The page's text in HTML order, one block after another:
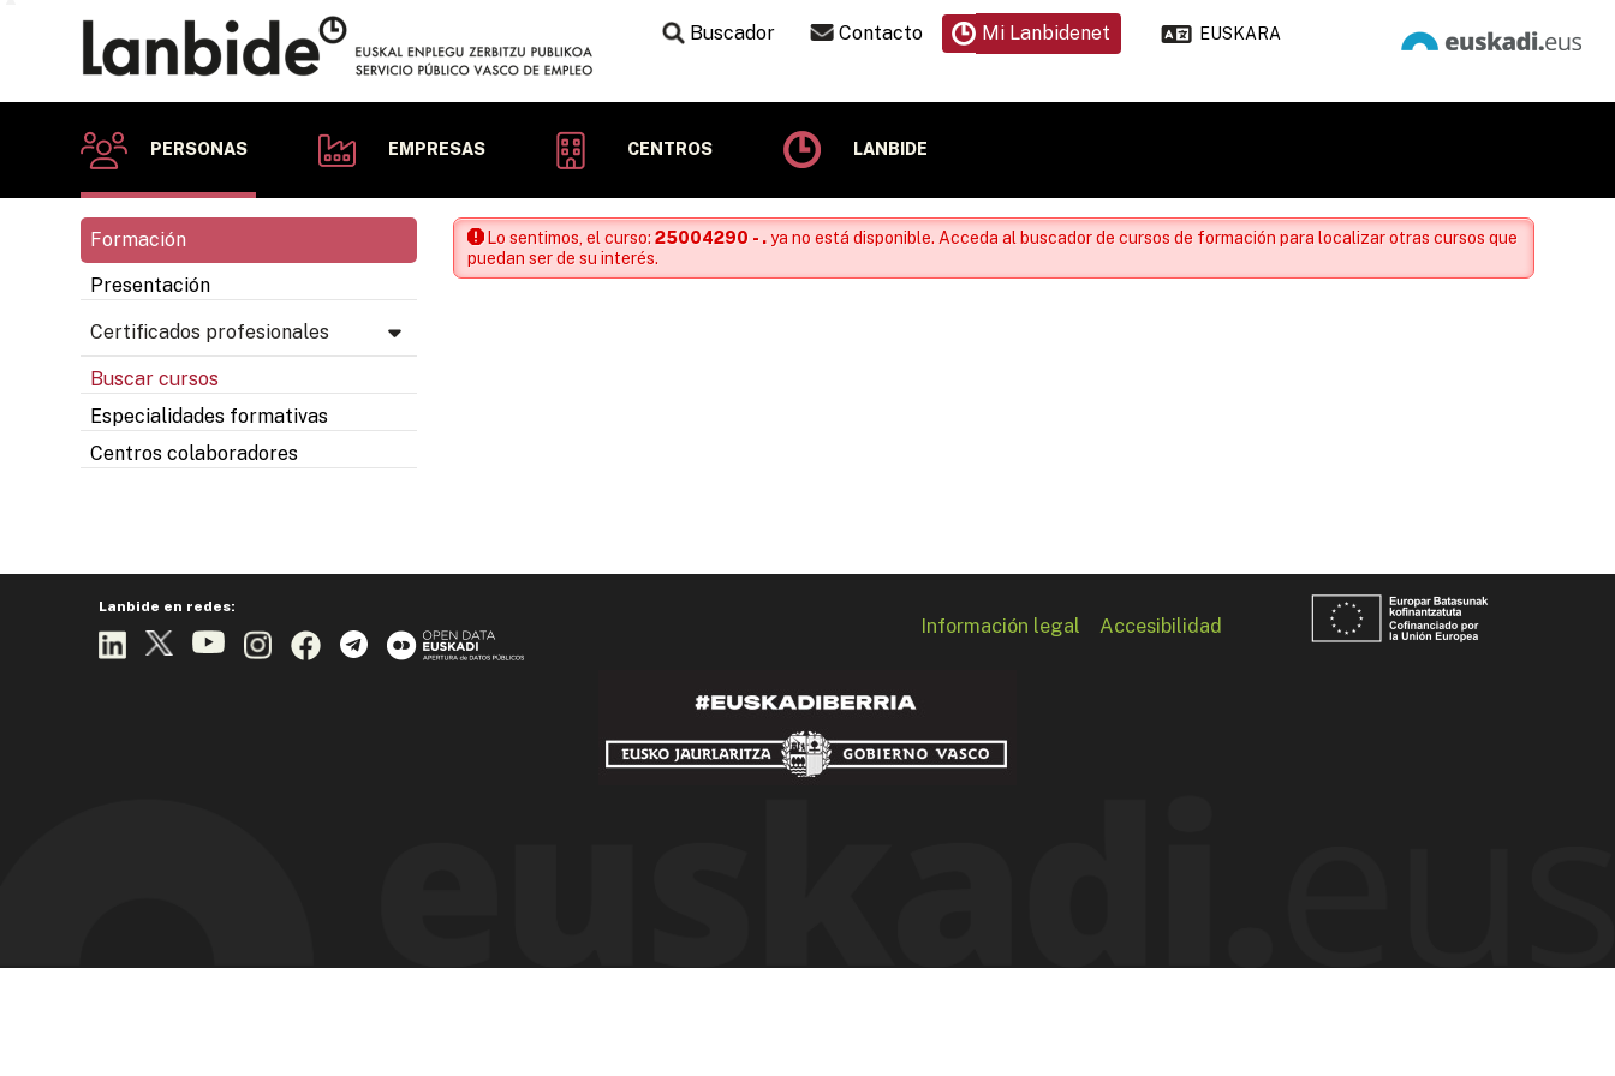
Buscador Contacto Mi Lanbidenet EUSKARA
PERSONAS EMPRESAS CENTROS LANBIDE
Formación
Presentación
Certificados profesionales
Buscar cursos
Especialidades formativas
Centros colaboradores
Lo sentimos, el curso:25004290 - .ya no está disponible. Acceda al buscador de cursos de formación para localizar otras cursos que
puedan ser de su interés.
Lanbide en redes:
Información legal Accesibilidad